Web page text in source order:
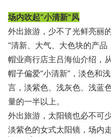
场内吹起“小清新”风
外出旅游，少不了光鲜亮丽
“清新、大气、大色块的产
帽业商行店主吕海仙介绍，
帽子偏爱“小清新”，淡色和
言，淡紫色、浅灰色、浅蓝
量的一半以上。
外出旅游，太阳镜也必不可
淡紫色的女式太阳镜，场内走